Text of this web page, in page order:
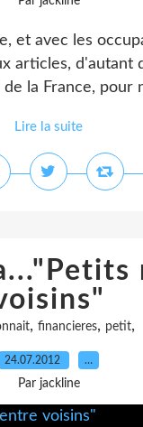
et avec les
articles, d'autant
la France, pour
Lire la suite
, financieres, petit,
24.07.2012 …
Par jackline